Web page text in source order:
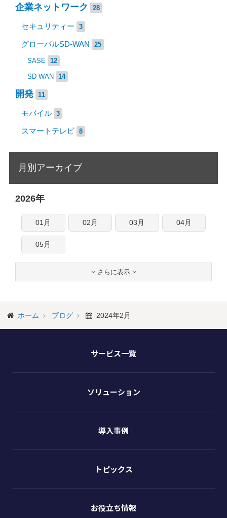
企業ネットワーク 28
セキュリティー 3
グローバルSD-WAN 25
SASE 12
SD-WAN 14
開発 11
モバイル 3
スマートテレビ 8
月別アーカイブ
2026年
01月 02月 03月 04月
05月
さらに表示 
ホーム ブログ 2024年2月
サービス一覧
ソリューション
導入事例
トピックス
お役立ち情報